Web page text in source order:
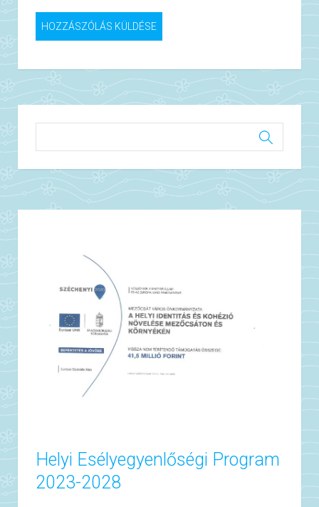
Helyi Esélyegyenlőségi Program
2023-2028